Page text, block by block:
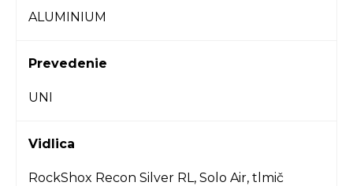
ALUMINIUM
Prevedenie
UNI
Vidlica
RockShox Recon Silver RL, Solo Air, tlmič